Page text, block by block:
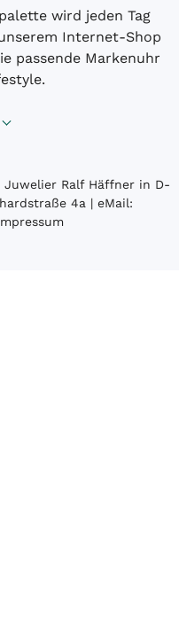
wird jeden Tag
Internet-Shop
passende Markenuhr
Juwelier Ralf Häffner in D-
4a | eMail: